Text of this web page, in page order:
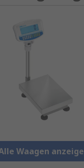
Waagen